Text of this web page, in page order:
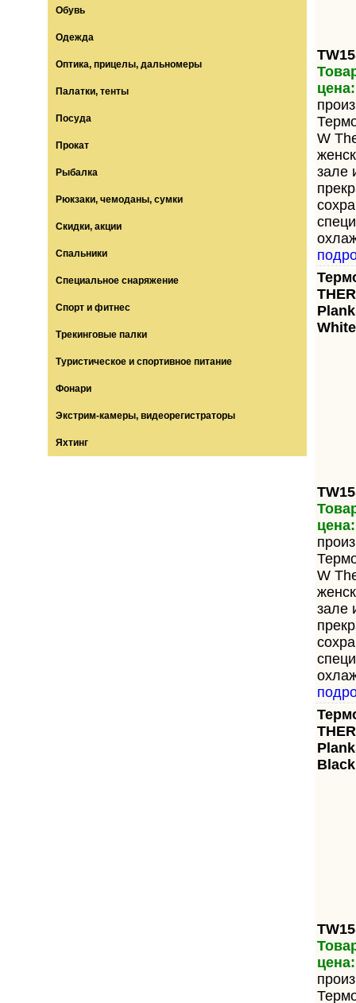
Обувь
Одежда
Оптика, прицелы, дальномеры
Палатки, тенты
Посуда
Прокат
Рыбалка
Рюкзаки, чемоданы, сумки
Скидки, акции
Спальники
Специальное снаряжение
Спорт и фитнес
Трекинговые палки
Туристическое и спортивное питание
Фонари
Экстрим-камеры, видеорегистраторы
Яхтинг
W
зале
W
зале